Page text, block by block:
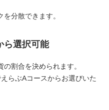
分散できます。
ら選択可能
割合を決められます。
らぶAコースからお選びいた